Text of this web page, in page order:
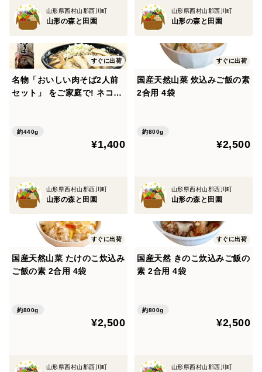
山形県西村山郡西川町
山形の森と田園
山形県西村山郡西川町
山形の森と田園
すぐに出荷
名物「おいしい肉そば2人前
セット」 をご家庭で! ネコポ
約440g
¥1,400
山形県西村山郡西川町
山形の森と田園
すぐに出荷
国産天然山菜 炊込みご飯の素
2合用 4袋
約800g
¥2,500
山形県西村山郡西川町
山形の森と田園
すぐに出荷
国産天然山菜 たけのこ炊込み
ご飯の素 2合用 4袋
約800g
¥2,500
山形県西村山郡西川町
すぐに出荷
国産天然 きのこ炊込みご飯の
素 2合用 4袋
約800g
¥2,500
山形県西村山郡西川町